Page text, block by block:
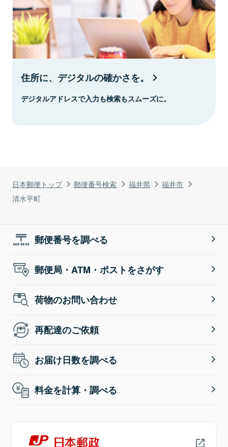
日本郵便トップ 郵便番号検索 福井県
福井市
清水平町
住所に、デジタルの確かさを。
デジタルアドレスで入力も検索もスムーズに。
郵便番号を調べる
郵便局・ATM・ポストをさがす
荷物のお問い合わせ
再配達のご依頼
お届け日数を調べる
料金を計算・調べる